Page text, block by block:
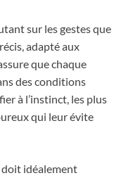
sur les gestes que
adapté aux
que chaque
des conditions
à l’instinct, les plus
qui leur évite
doit idéalement